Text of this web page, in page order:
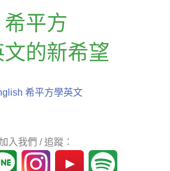
希平方
的新希望
希平方學英文
加入我們 / 追蹤：